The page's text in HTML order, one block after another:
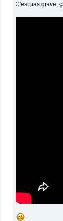
C'est pas grave,